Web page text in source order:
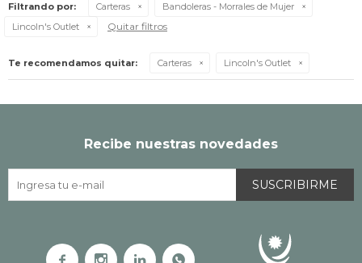
Filtrando por: Carteras
Bandoleras - Morrales de Mujer
Lincoln's Outlet
Quitar filtros
Te recomendamos quitar: Carteras Lincoln's Outlet
Recibe nuestras novedades
SUSCRIBIRME
   